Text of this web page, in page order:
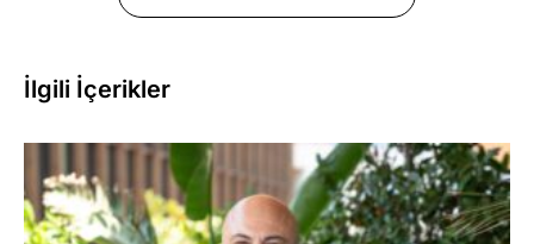
İlgili İçerikler